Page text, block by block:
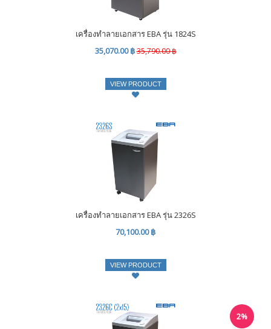
เครื่องทำลายเอกสาร EBA รุ่น 1824S
35,070.00 ฿35,790.00 ฿
VIEW PRODUCT
เครื่องทำลายเอกสาร EBA รุ่น 2326S
70,100.00 ฿
VIEW PRODUCT
2%